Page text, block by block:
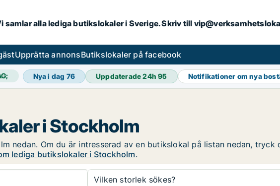
samlar alla lediga butikslokaler i Sverige. Skriv till
Upprätta annonsButikslokaler på facebook
Nya i dag 76 Uppdaterade 24h95 Notifikationer om nya
i Stockholm
nedan. Om du är intresserad av en butikslokal på listan nedan,
lediga butikslokaler i Stockholm.
Vilken storlek sökes?